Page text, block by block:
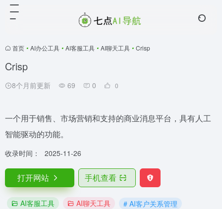
首页 • AI办公工具 • AI客服工具 • AI聊天工具 • Crisp
Crisp
8个月前更新 69 0 0
一个用于销售、市场营销和支持的商业消息平台，具有人工
智能驱动的功能。
收录时间： 2025-11-26
打开网站 手机查看
AI客服工具 AI聊天工具
# AI客户关系管理